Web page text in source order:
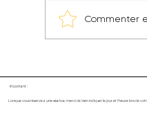
Commenter
Important :
Lorsque vous réservez une séance, merci de bien indiquer le jour et l'heure lors de